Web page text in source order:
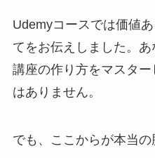
Udemyコースでは価値
てをお伝えしました。
講座の作り方をマスタ
はありません。
でも、ここからが本当の